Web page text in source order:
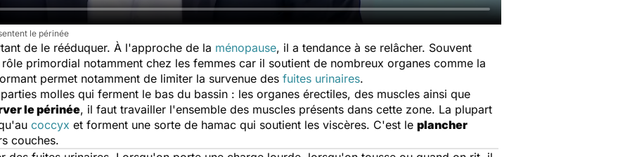
le périnée
de le rééduquer. À l'approche de la ménopause, il a tendance à se relâcher. Souvent
primordial notamment chez les femmes car il soutient de nombreux organes comme la
permet notamment de limiter la survenue des fuites urinaires.
molles qui ferment le bas du bassin : les organes érectiles, des muscles ainsi que
le périnée, il faut travailler l'ensemble des muscles présents dans cette zone. La plupart
coccyx et forment une sorte de hamac qui soutient les viscères. C'est le plancher
couches.